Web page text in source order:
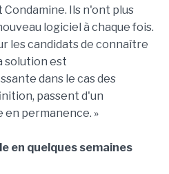
Ils n'ont plus
logiciel à chaque fois.
les candidats de connaître
solution est
dans le cas des
passent d'un
permanence. »
en quelques semaines